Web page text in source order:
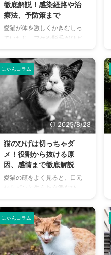
らに、猫の目が見えなくなる
原因や、目の病気、行動の変
化から異変に気づく方法まで
す。 この記事の結論 猫の視力
は人間より低いが、夜間のわ
ずかな光で ...
徹底解説！感染経路や治
療法、予防策まで
愛猫が体を激しくかきむしっ
ていたり、フケや脱毛がひど
くなっていたり…。もしかし
たら、それは「猫疥癬（かい
せん）」という皮膚病かもし
れません。 猫疥癬は、ヒゼン
ダニと呼ばれるダニの一種が
皮膚に寄生することで発症
し、猫に強いかゆみや皮膚炎
を引き起こします。 放置する
と症状が悪化し、重症化する
こともあるため、早期に正し
い知識を持つことが非常に大
切です。 この記事では、猫疥
癬の症状から感染経路、治療
法、そして予防策までを分か
ダニの寄生が原因で、強いか
ゆみや脱 ...
にゃんコラム
2025/8/28
猫のひげは切っちゃダ
メ！役割から抜ける原
因、感情まで徹底解説
愛猫の顔をよく見ると、口元
からピンと生えた立派なひ
げ。ただの飾りだと思ってい
ませんか？ 実は、猫のひげ
は、彼らが安全に暮らすため
に欠かせない、非常に重要な
役割を担う器官です。もし、
猫のひげを切ってしまったら
にゃんコラム